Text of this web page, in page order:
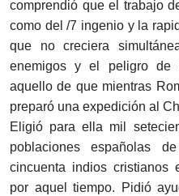
comprendió que el trabajo
como del /7 ingenio y la
que no creciera
enemigos y el peligro de
aquello de que mientras
preparó una expedición al
Eligió para ella mil
poblaciones españolas
cincuenta indios cristianos
por aquel tiempo. Pidió